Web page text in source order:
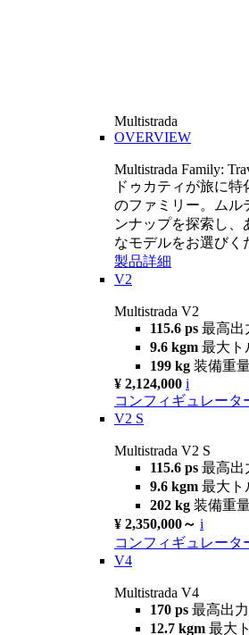
Multistrada
OVERVIEW
Multistrada Family:
ドゥカティが旅に
のファミリー。ムル
ンナップを探索し、
なモデルをお選びく
製品詳細
V2
Multistrada V2
115.6 ps 最高出
9.6 kgm 最大ト
199 kg 装備重
¥ 2,124,000 i
コンフィギュレータ
V2 S
Multistrada V2 S
115.6 ps 最高出
9.6 kgm 最大ト
202 kg 装備重
¥ 2,350,000～ i
コンフィギュレータ
V4
Multistrada V4
170 ps 最高出力
12.7 kgm 最大